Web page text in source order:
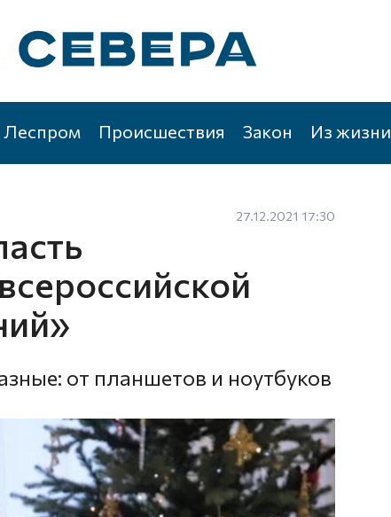
Леспром Происшествия Закон Из жизни
27.12.2021 17:30
от планшетов и ноутбуков